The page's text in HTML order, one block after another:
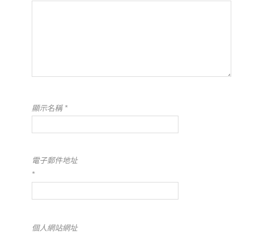
顯示名稱 *
電子郵件地址
*
個人網站網址